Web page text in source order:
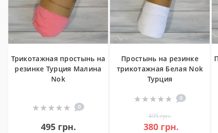
Трикотажная простынь на
резинке Турция Малина
Nok
0
495 грн.
Простынь на резинке
трикотажная Белая Nok
Турция
0
495 грн.
380 грн.